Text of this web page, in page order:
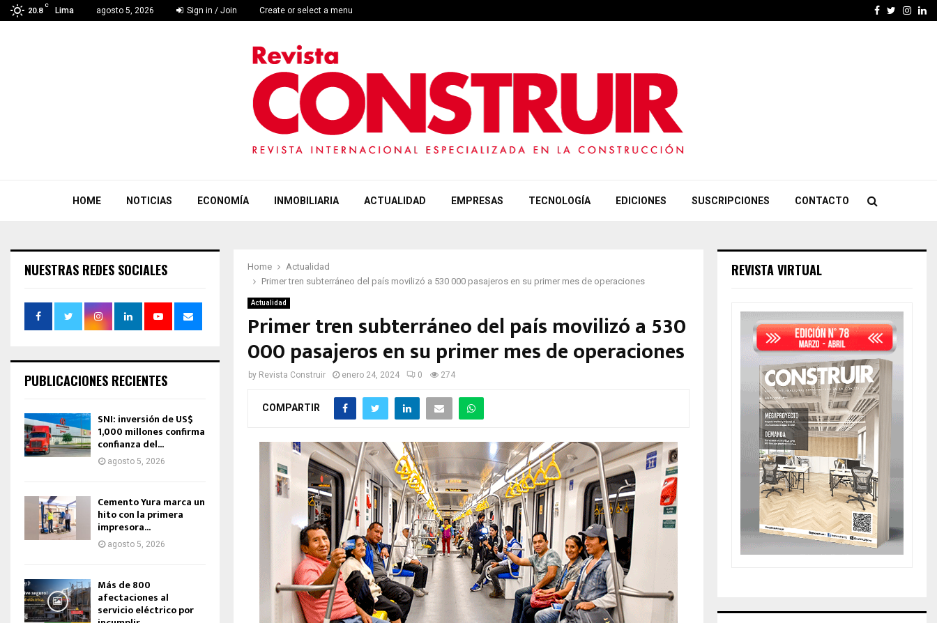
20.8
C
Lima agosto 5, 2026 Sign in / Join Create or select a menu Facebook
Twitter
HOME NOTICIAS ECONOMÍA INMOBILIARIA ACTUALIDAD EMPRESAS TECNOLOGÍA EDICIONES SUSCRIPCIONES CONTACTO
Home
Actualidad
Primer tren subterráneo del país movilizó a 530 000 pasajeros en su primer mes de operaciones
Actualidad
Primer tren subterráneo del país movilizó a 530
000 pasajeros en su primer mes de operaciones
by Revista Construir enero 24, 2024 0 274
COMPARTIR
NUESTRAS REDES SOCIALES
PUBLICACIONES RECIENTES
SNI: inversión de US$
1,000 millones confirma
confianza del...
agosto 5, 2026
Cemento Yura marca un
hito con la primera
impresora...
agosto 5, 2026
Más de 800
afectaciones al
servicio eléctrico por
REVISTA VIRTUAL